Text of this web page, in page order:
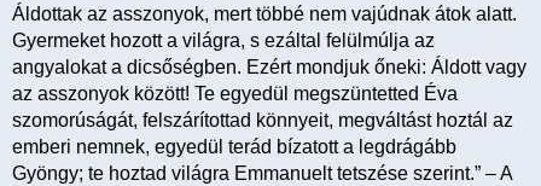
Áldottak az asszonyok, mert többé nem vajúdnak átok alatt.
Gyermeket hozott a világra, s ezáltal felülmúlja az
angyalokat a dicsőségben. Ezért mondjuk őneki: Áldott vagy
az asszonyok között! Te egyedül megszüntetted Éva
szomorúságát, felszárítottad könnyeit, megváltást hoztál az
emberi nemnek, egyedül terád bízatott a legdrágább
Gyöngy; te hoztad világra Emmanuelt tetszése szerint.” – A